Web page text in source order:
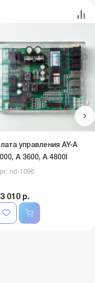
управления AY-A
А 3600, А 4800I
nd-1096
010 р.